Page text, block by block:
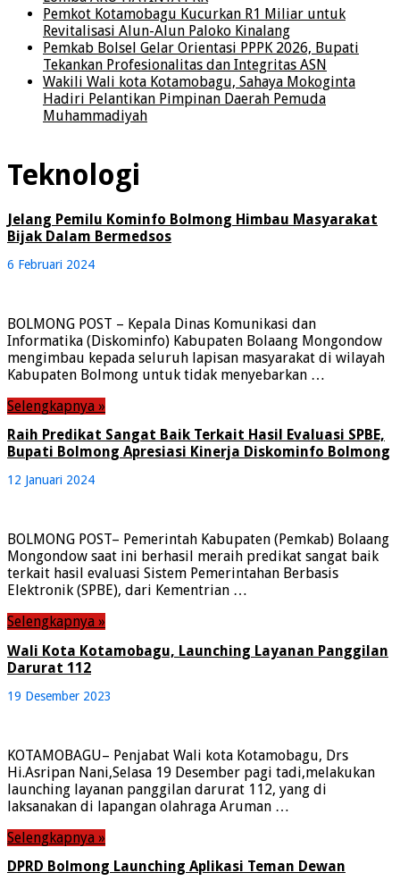
Pemkot Kotamobagu Kucurkan R1 Miliar untuk
Revitalisasi Alun-Alun Paloko Kinalang
Pemkab Bolsel Gelar Orientasi PPPK 2026, Bupati
Tekankan Profesionalitas dan Integritas ASN
Wakili Wali kota Kotamobagu, Sahaya Mokoginta
Hadiri Pelantikan Pimpinan Daerah Pemuda
Muhammadiyah
Teknologi
Jelang Pemilu Kominfo Bolmong Himbau Masyarakat
Bijak Dalam Bermedsos
6 Februari 2024
BOLMONG POST – Kepala Dinas Komunikasi dan
Informatika (Diskominfo) Kabupaten Bolaang Mongondow
mengimbau kepada seluruh lapisan masyarakat di wilayah
Kabupaten Bolmong untuk tidak menyebarkan …
Selengkapnya »
Raih Predikat Sangat Baik Terkait Hasil Evaluasi SPBE,
Bupati Bolmong Apresiasi Kinerja Diskominfo Bolmong
12 Januari 2024
BOLMONG POST– Pemerintah Kabupaten (Pemkab) Bolaang
Mongondow saat ini berhasil meraih predikat sangat baik
terkait hasil evaluasi Sistem Pemerintahan Berbasis
Elektronik (SPBE), dari Kementrian …
Selengkapnya »
Wali Kota Kotamobagu, Launching Layanan Panggilan
Darurat 112
19 Desember 2023
KOTAMOBAGU– Penjabat Wali kota Kotamobagu, Drs
Hi.Asripan Nani,Selasa 19 Desember pagi tadi,melakukan
launching layanan panggilan darurat 112, yang di
laksanakan di lapangan olahraga Aruman …
Selengkapnya »
DPRD Bolmong Launching Aplikasi Teman Dewan